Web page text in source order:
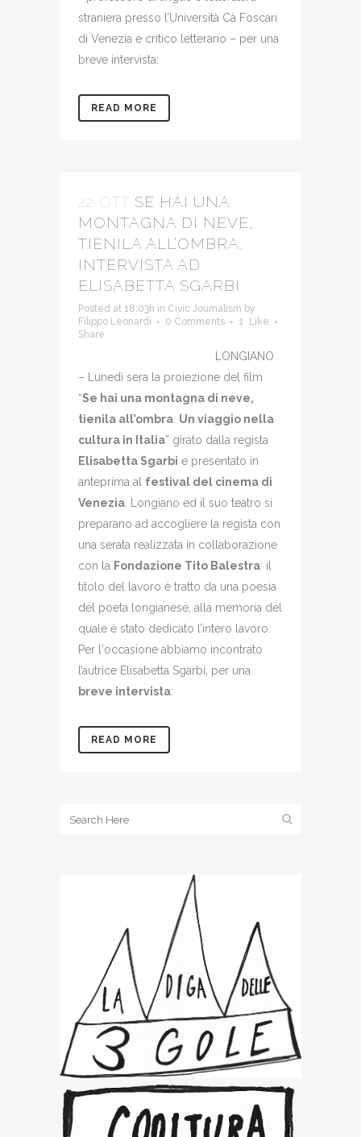
straniera presso l’Università Cà Foscari
di Venezia e critico letterario – per una
breve intervista:
READ MORE
22 OTT SE HAI UNA
MONTAGNA DI NEVE,
TIENILA ALL’OMBRA.
INTERVISTA AD
ELISABETTA SGARBI
Posted at 18:03h in Civic Journalism by
Filippo Leonardi
0 Comments 1
Like
Share
LONGIANO
– Lunedì sera la proiezione del film
“Se hai una montagna di neve,
tienila all’ombra Un viaggio nella
cultura in Italia” girato dalla regista
Elisabetta Sgarbi e presentato in
anteprima al festival del cinema di
Venezia . Longiano ed il suo teatro si
preparano ad accogliere la regista con
una serata realizzata in collaborazione
con la Fondazione Tito Balestra: il
titolo del lavoro è tratto da una poesia
del poeta longianese, alla memoria del
quale è stato dedicato l’intero lavoro.
Per l'occasione abbiamo incontrato
l’autrice Elisabetta Sgarbi, per una
breve intervista:
READ MORE